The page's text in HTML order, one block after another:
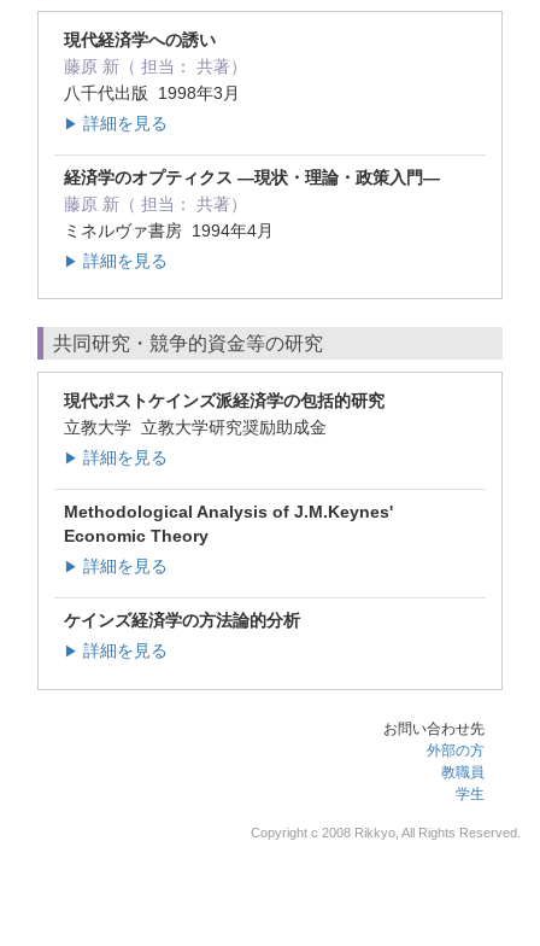
現代経済学への誘い
藤原 新（ 担当： 共著）
八千代出版 1998年3月
▶ 詳細を見る
経済学のオプティクス ―現状・理論・政策入門―
藤原 新（ 担当： 共著）
ミネルヴァ書房 1994年4月
▶ 詳細を見る
共同研究・競争的資金等の研究
現代ポストケインズ派経済学の包括的研究
立教大学 立教大学研究奨励助成金
▶ 詳細を見る
Methodological Analysis of J.M.Keynes'
Economic Theory
▶ 詳細を見る
ケインズ経済学の方法論的分析
▶ 詳細を見る
お問い合わせ先
外部の方
教職員
学生
Copyright c 2008 Rikkyo, All Rights Reserved.